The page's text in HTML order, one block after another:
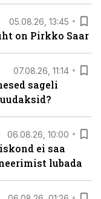
05.08.26, 13:45
on Pirkko Saar
07.08.26, 11:14
sageli
06.08.26, 10:00
ei saa
lubada